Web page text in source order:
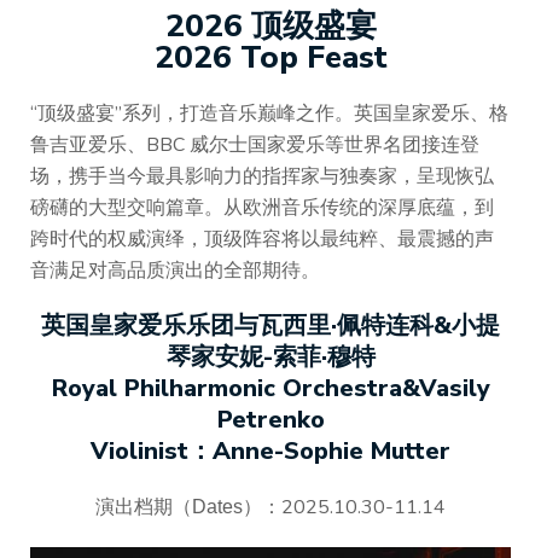
2026 顶级盛宴
2026 Top Feast
“顶级盛宴”系列，打造音乐巅峰之作。英国皇家爱乐、格
鲁吉亚爱乐、BBC 威尔士国家爱乐等世界名团接连登
场，携手当今最具影响力的指挥家与独奏家，呈现恢弘
磅礴的大型交响篇章。从欧洲音乐传统的深厚底蕴，到
跨时代的权威演绎，顶级阵容将以最纯粹、最震撼的声
音满足对高品质演出的全部期待。
英国皇家爱乐乐团与瓦西里·佩特连科&小提
琴家安妮-索菲·穆特
Royal Philharmonic Orchestra&Vasily
Petrenko
Violinist：Anne-Sophie Mutter
演出档期（Dates）： 2025.10.30-11.14